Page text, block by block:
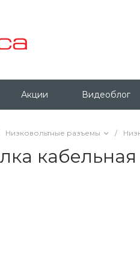
Акции Видеоблог
Низковольтные разъемы /